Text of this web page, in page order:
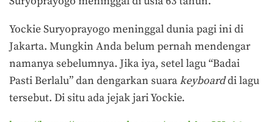
Yockie Suryoprayogo meninggal dunia pagi ini di
Jakarta. Mungkin Anda belum pernah mendengar
namanya sebelumnya. Jika iya, setel lagu “Badai
Pasti Berlalu” dan dengarkan suarakeyboarddi lagu
tersebut. Di situ ada jejak jari Yockie.